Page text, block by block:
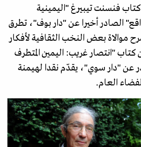
كتاب فنسنت تيبيرغ "اليمينية
الصادر أخيرا عن "دار بوف"، تطرق
موالاة بعض النخب الثقافية لأفكار
كتاب "انتصار غريب: اليمين المتطرف
عن "دار سوي"، يقدّم نقدا لهيمنة
العام.